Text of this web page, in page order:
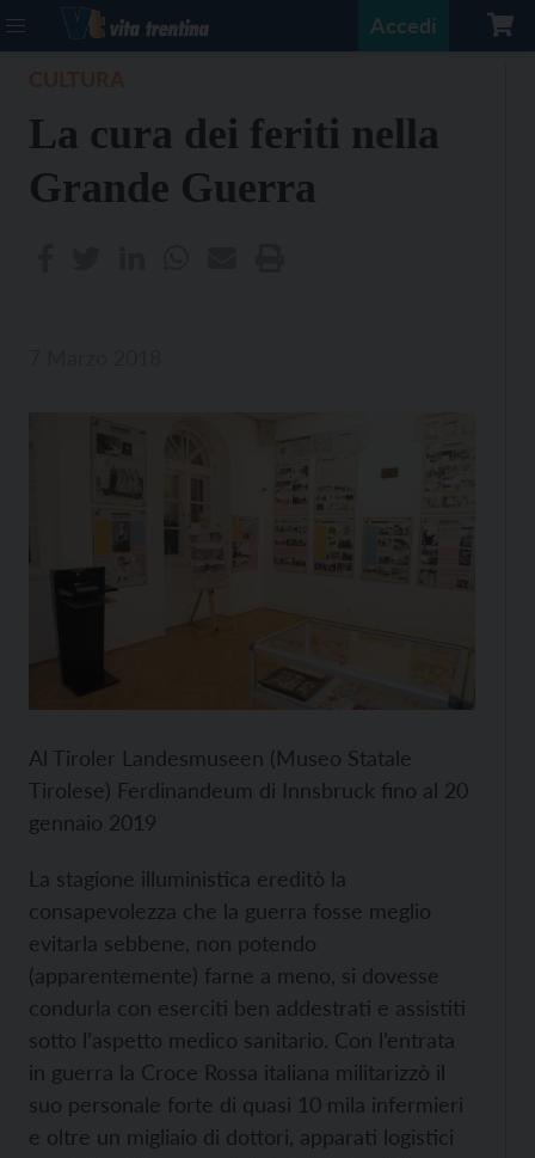
Accedi
La cura dei feriti nella
Grande Guerra
Al Tiroler Landesmuseen (Museo Statale
Tirolese) Ferdinandeum di Innsbruck fino al 20
gennaio 2019
La stagione illuministica ereditò la
consapevolezza che la guerra fosse meglio
evitarla sebbene, non potendo
(apparentemente) farne a meno, si dovesse
condurla con eserciti ben addestrati e assistiti
sotto l’aspetto medico sanitario. Con l’entrata
in guerra la Croce Rossa italiana militarizzò il
suo personale forte di quasi 10 mila infermieri
e oltre un migliaio di dottori, apparati logistici